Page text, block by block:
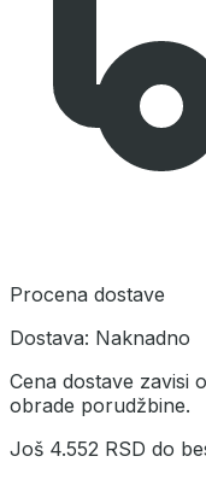
Procena dostave
Dostava: Naknadno
Cena dostave zavisi
obrade porudžbine.
Još 4.552 RSD do